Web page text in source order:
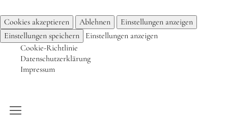
Cookies akzeptieren Ablehnen
Einstellungen anzeigen
Einstellungen speichern
Einstellungen anzeigen
Cookie-Richtlinie
Datenschutzerklärung
Impressum
lernen
Winterzauber
Offene Angebote